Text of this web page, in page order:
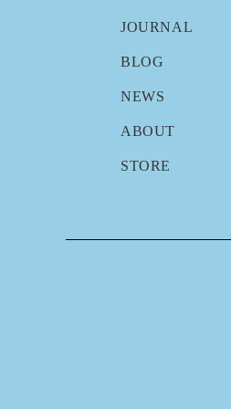
JOURNAL
BLOG
NEWS
ABOUT
STORE